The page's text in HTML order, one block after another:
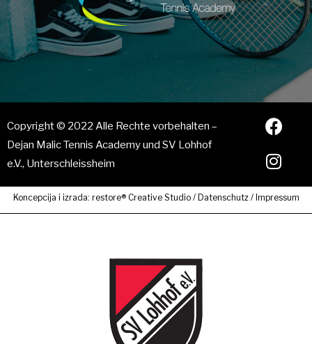
Copyright © 2022 Alle Rechte vorbehalten –
Dejan Malic Tennis Academy und SV Lohhof
e.V., Unterschleissheim
Koncepcija i izrada: restore® Creative Studio/ Datenschutz/ Impressum